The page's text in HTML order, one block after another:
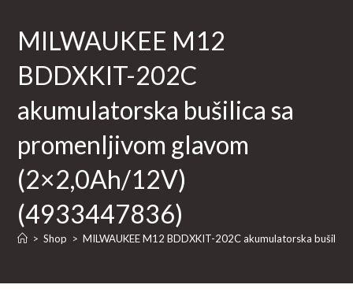
MILWAUKEE M12
BDDXKIT-202C
akumulatorska bušilica sa
promenljivom glavom
(2×2,0Ah/12V)
(4933447836)
> Shop > MILWAUKEE M12 BDDXKIT-202C akumulatorska